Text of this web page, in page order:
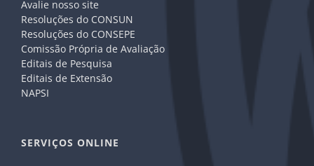
Avalie nosso site
Resoluções do CONSUN
Resoluções do CONSEPE
Comissão Própria de Avaliação
Editais de Pesquisa
Editais de Extensão
NAPSI
SERVIÇOS ONLINE